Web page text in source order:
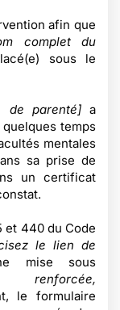
afin que
complet du
sous le
de parenté] a
temps
mentales
sa prise de
un certificat
et 440 du Code
le lien de
mise sous
renforcée,
le formulaire